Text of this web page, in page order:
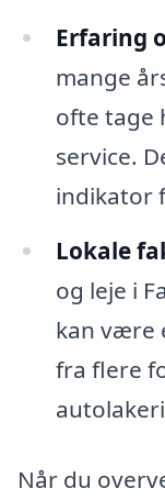
Erfaring
mange
ofte tage
service.
indikator
Lokale
og leje i
kan være
fra flere
Når du